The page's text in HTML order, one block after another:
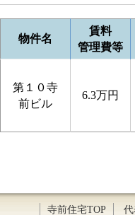
物件名
賃料
管理費等
第１０寺
前ビル
6.3万円
寺前住宅TOP